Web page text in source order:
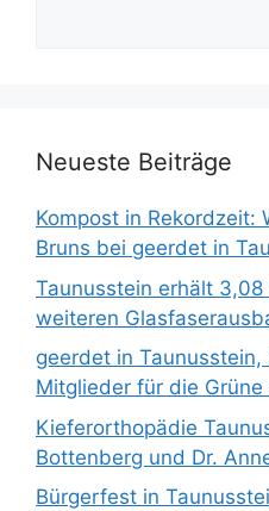
Neueste Beiträge
Kompost in Rekordzeit:
Bruns bei geerdet in
Taunusstein erhält
weiteren
geerdet in
Mitglieder für die Grüne
Kieferorthopädie
Bottenberg und Dr.
Bürgerfest in